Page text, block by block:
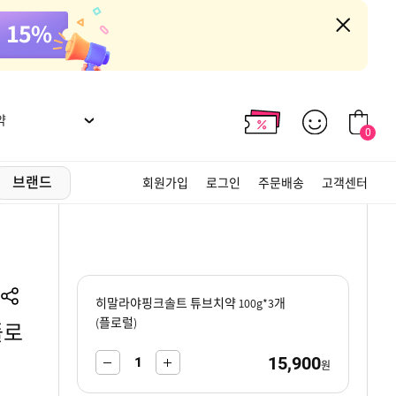
0
브랜드 회원가입 로그인 주문배송 고객센터
히말라야핑크솔트 튜브치약 100g*3개
(플로럴)
15,900원